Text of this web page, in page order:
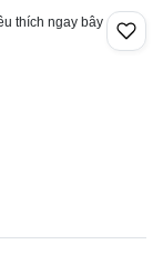
thích ngay bây